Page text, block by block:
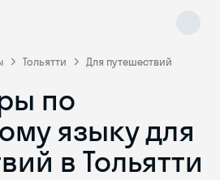
Тольятти Для путешествий
по
языку для
в Тольятти